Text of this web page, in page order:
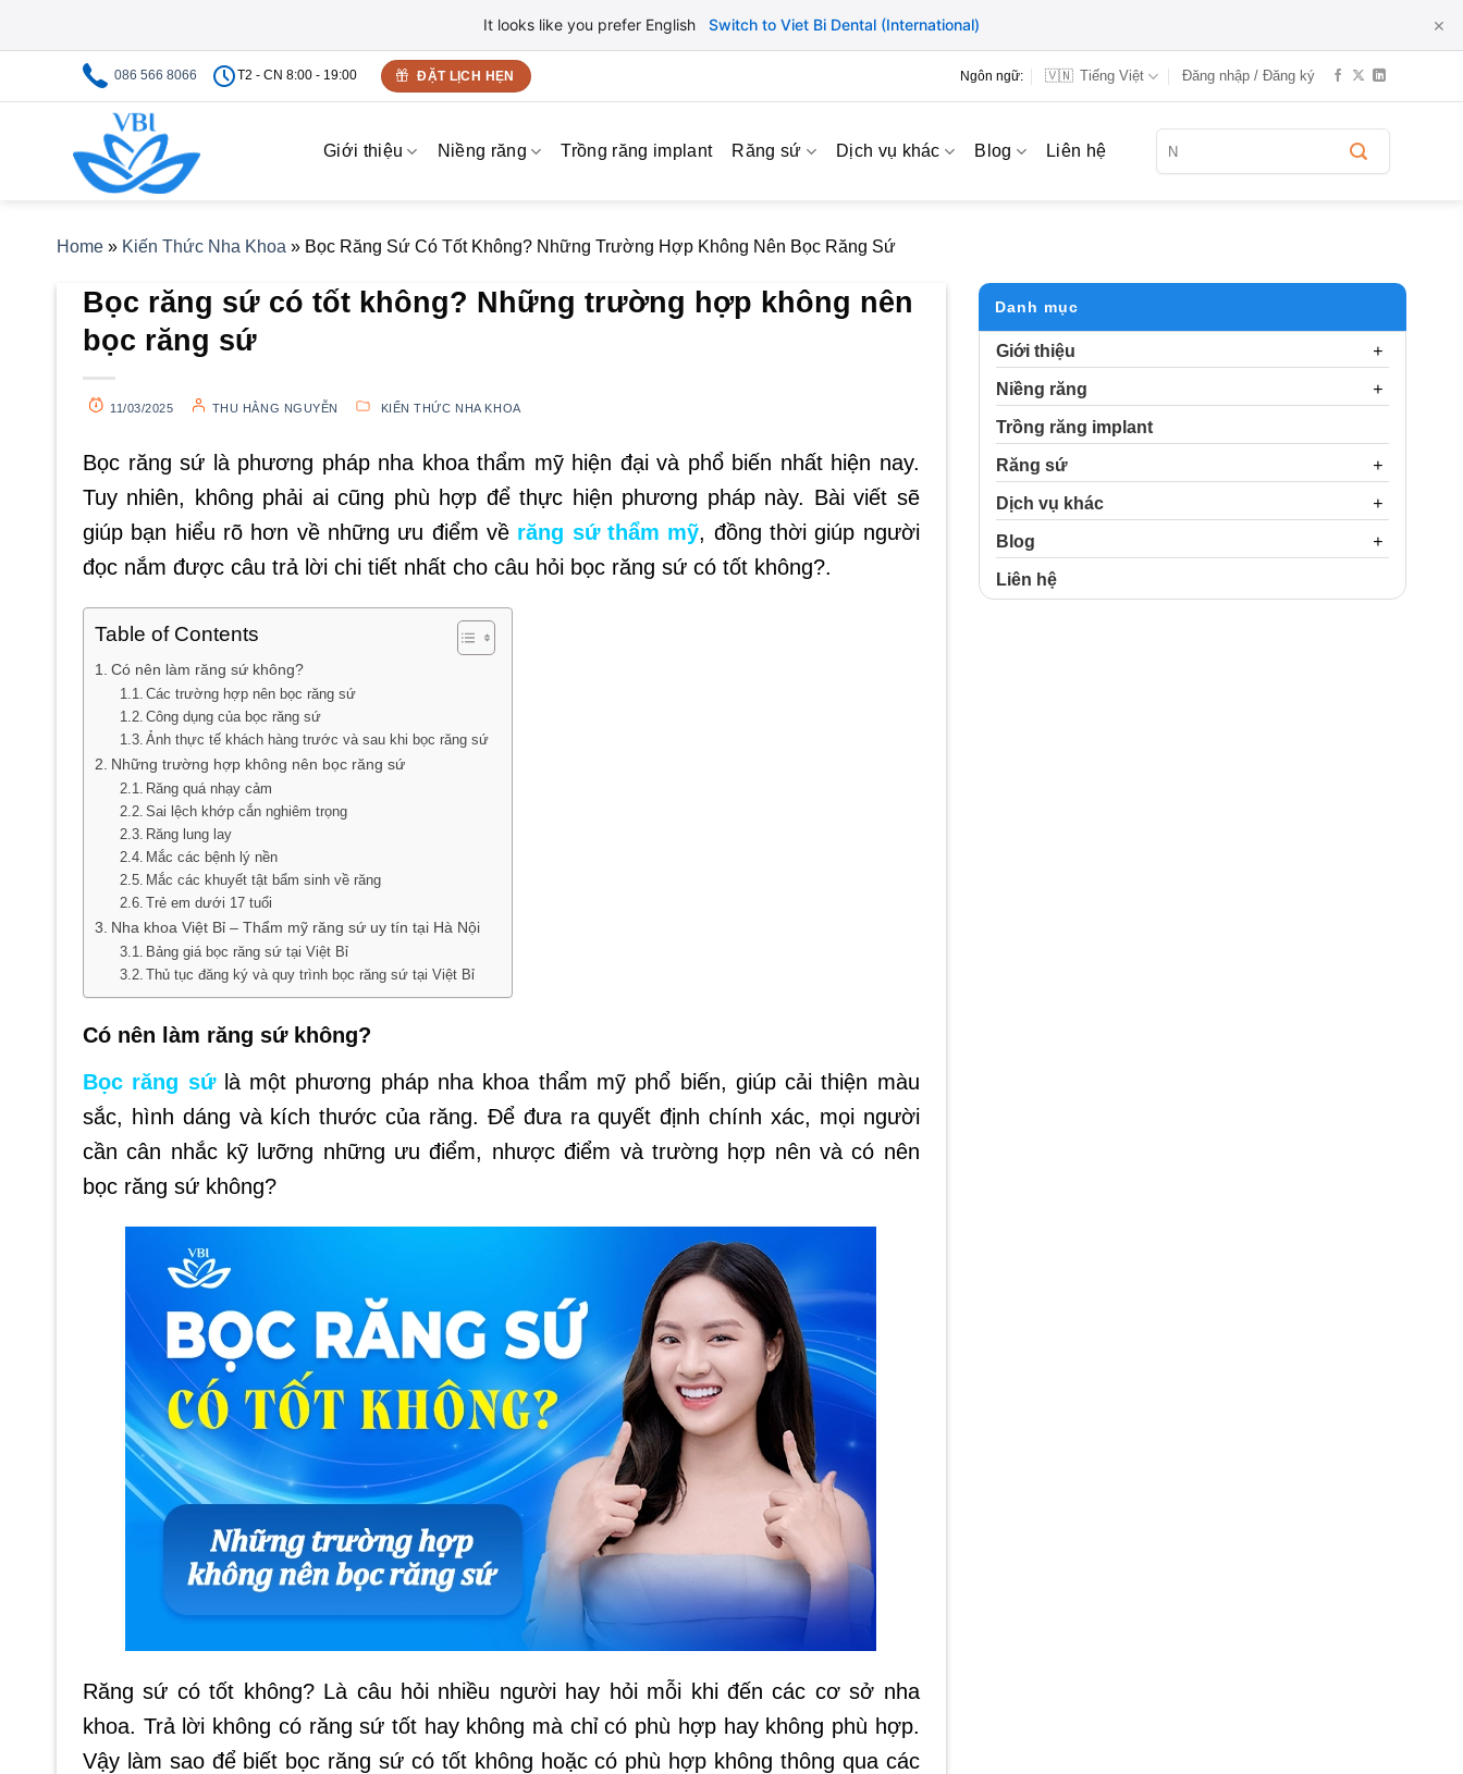
It looks like you prefer English Switch to Viet Bi Dental (International) ×
086 566 8066 T2 - CN 8:00 - 19:00 ĐẶT LỊCH HẸN Ngôn ngữ: 🇻🇳 Tiếng Việt Đăng nhập / Đăng ký
Giới thiệu Niềng răng Trồng răng implant Răng sứ Dịch vụ khác Blog Liên hệ
kiếm:
Home » Kiến Thức Nha Khoa » Bọc Răng Sứ Có Tốt Không? Những Trường Hợp Không Nên Bọc Răng Sứ
Bọc răng sứ có tốt không? Những trường hợp không nên
bọc răng sứ
11/03/2025 THU HẰNG NGUYỄN KIẾN THỨC NHA KHOA
Bọc răng sứ là phương pháp nha khoa thẩm mỹ hiện đại và phổ biến nhất hiện nay.
Tuy nhiên, không phải ai cũng phù hợp để thực hiện phương pháp này. Bài viết sẽ
giúp bạn hiểu rõ hơn về những ưu điểm về răng sứ thẩm mỹ, đồng thời giúp người
đọc nắm được câu trả lời chi tiết nhất cho câu hỏi bọc răng sứ có tốt không?.
Table of Contents
Có nên làm răng sứ không?
Các trường hợp nên bọc răng sứ
Công dụng của bọc răng sứ
Ảnh thực tế khách hàng trước và sau khi bọc răng sứ
Những trường hợp không nên bọc răng sứ
Răng quá nhạy cảm
Sai lệch khớp cắn nghiêm trọng
Răng lung lay
Mắc các bệnh lý nền
Mắc các khuyết tật bẩm sinh về răng
Trẻ em dưới 17 tuổi
Nha khoa Việt Bỉ – Thẩm mỹ răng sứ uy tín tại Hà Nội
Bảng giá bọc răng sứ tại Việt Bỉ
Thủ tục đăng ký và quy trình bọc răng sứ tại Việt Bỉ
Có nên làm răng sứ không?
Bọc răng sứlà một phương pháp nha khoa thẩm mỹ phổ biến, giúp cải thiện màu
sắc, hình dáng và kích thước của răng. Để đưa ra quyết định chính xác, mọi người
cần cân nhắc kỹ lưỡng những ưu điểm, nhược điểm và trường hợp nên và có nên
bọc răng sứ không?
Răng sứ có tốt không? Là câu hỏi nhiều người hay hỏi mỗi khi đến các cơ sở nha
khoa. Trả lời không có răng sứ tốt hay không mà chỉ có phù hợp hay không phù hợp.
Vậy làm sao để biết bọc răng sứ có tốt không hoặc có phù hợp không thông qua các
Danh mục
Giới thiệu
Niềng răng
Trồng răng implant
Răng sứ
Dịch vụ khác
Blog
Liên hệ